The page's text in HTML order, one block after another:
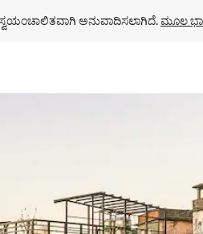
ಅನುವಾದಿಸಲಾಗಿದೆ. ಮೂಲ